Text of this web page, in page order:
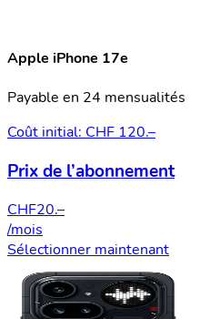
Apple iPhone 17e
Payable en 24 mensualités
Coût initial: CHF 120.–
Prix de l’abonnement
CHF20.–
/mois
Sélectionner maintenant